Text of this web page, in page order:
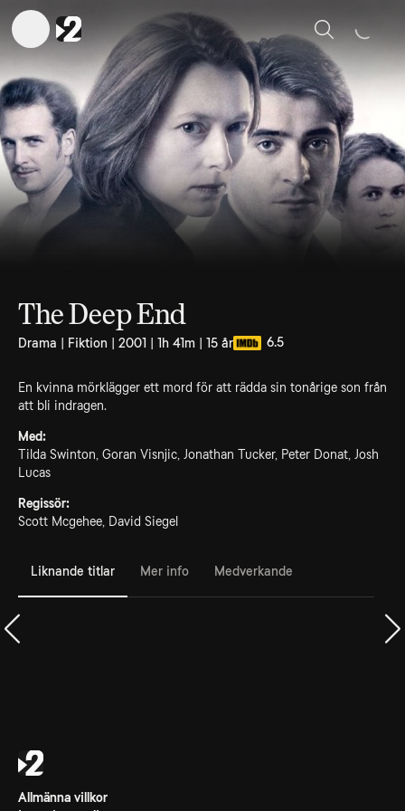
Sök
The Deep End
Drama | Fiktion | 2001 | 1h 41m | 15 år 6.5
En kvinna mörklägger ett mord för att rädda sin tonårige son från
att bli indragen.
Med:
Tilda Swinton, Goran Visnjic, Jonathan Tucker, Peter Donat, Josh
Lucas
Regissör:
Scott Mcgehee, David Siegel
Liknande titlar Mer info Medverkande
Allmänna villkor